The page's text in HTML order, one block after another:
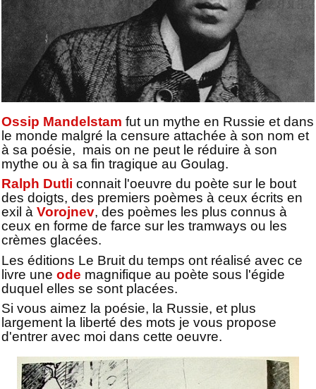
Ossip Mandelstam fut un mythe en Russie et dans
le monde malgré la censure attachée à son nom et
à sa poésie, mais on ne peut le réduire à son
mythe ou à sa fin tragique au Goulag.
Ralph Dutli connait l'oeuvre du poète sur le bout
des doigts, des premiers poèmes à ceux écrits en
exil à Vorojnev, des poèmes les plus connus à
ceux en forme de farce sur les tramways ou les
crèmes glacées.
Les éditions Le Bruit du temps ont réalisé avec ce
livre une ode magnifique au poète sous l'égide
duquel elles se sont placées.
Si vous aimez la poésie, la Russie, et plus
largement la liberté des mots je vous propose
d'entrer avec moi dans cette oeuvre.